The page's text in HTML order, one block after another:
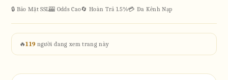
🔒 Bảo Mật SSL🎰 Odds Cao🔄 Hoàn Trả 1.5%💳 Đa Kênh Nạp
🔥119 người đang xem trang này